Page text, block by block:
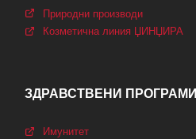
Природни производи
Козметична линия ЏИНЏИРА
ЗДРАВСТВЕНИ ПРОГРАМИ
Имунитет